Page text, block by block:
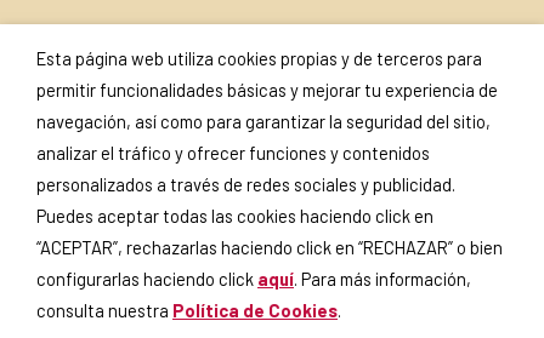
NEWSLETTER
Si continúas, aceptas lapolítica
de privacidad.
CERTIFICADOS
Esta página web utiliza cookies propias y de terceros para
permitir funcionalidades básicas y mejorar tu experiencia de
navegación, así como para garantizar la seguridad del sitio,
analizar el tráfico y ofrecer funciones y contenidos
personalizados a través de redes sociales y publicidad.
Puedes aceptar todas las cookies haciendo click en
“ACEPTAR”, rechazarlas haciendo click en “RECHAZAR” o bien
configurarlas haciendo click aquí. Para más información,
consulta nuestra Política de Cookies.